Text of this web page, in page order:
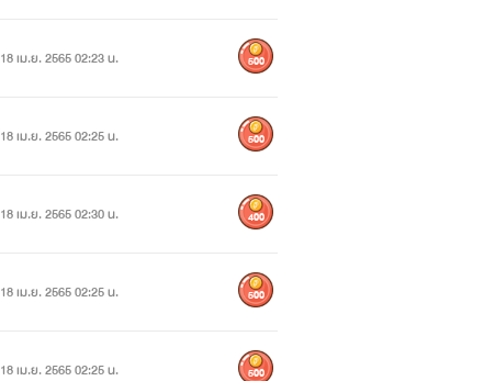
18 เม.ย. 2565 02:23 น. 500
18 เม.ย. 2565 02:25 น. 500
18 เม.ย. 2565 02:30 น. 400
18 เม.ย. 2565 02:25 น. 500
18 เม.ย. 2565 02:25 น. 500